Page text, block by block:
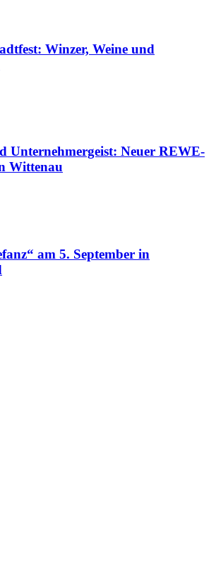
Winzer, Weine und
Unternehmergeist: Neuer REWE-
Wittenau
am 5. September in